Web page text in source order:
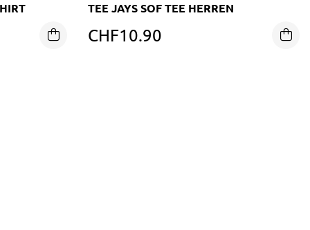
TEE JAYS SOF TEE HERREN
CHF10.90